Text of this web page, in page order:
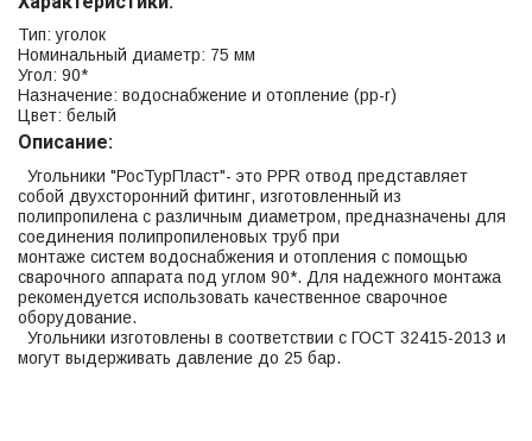
Тип: уголок
Номинальный диаметр: 75 мм
Угол: 90*
Назначение: водоснабжение и отопление (рр-r)
Цвет: белый
Описание:
Угольники "РосТурПласт"- это PPR отвод представляет
собой двухсторонний фитинг, изготовленный из
полипропилена с различным диаметром, предназначены для
соединения полипропиленовых труб при
монтаже систем водоснабжения и отопления с помощью
сварочного аппарата под углом 90*. Для надежного монтажа
рекомендуется использовать качественное сварочное
оборудование.
Угольники изготовлены в соответствии с ГОСТ 32415-2013 и
могут выдерживать давление до 25 бар.